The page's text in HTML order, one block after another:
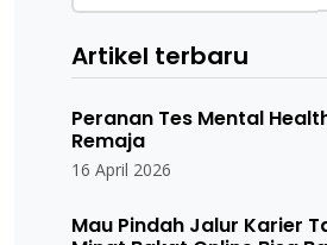
Artikel terbaru
Peranan Tes Mental
Remaja
16 April 2026
Mau Pindah Jalur Karier